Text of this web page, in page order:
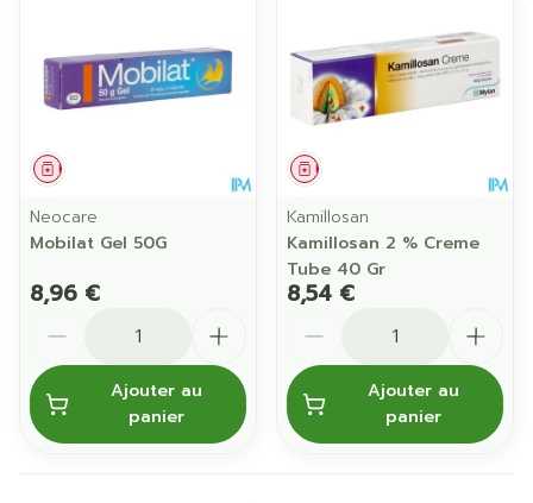
Médicament
Neocare
Mobilat Gel 50G
8,96 €
Ajouter au
panier
Médicament
Kamillosan
Kamillosan 2 % Creme
Tube 40 Gr
8,54 €
Ajouter au
panier